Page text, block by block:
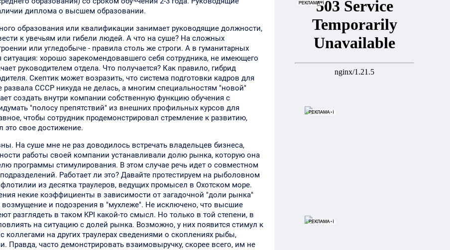
диплома о высшем образовании.
образования или квалификации занимает руководящие должности,
к увечьям или гибели людей. А что на суше? На сложных
или угледобыче - правила столь же строги. А в гуманитарных
ситуация: хорошо зарекомендовавшего себя сотрудника, не имеющего
руководителем отдела. Что получается? Как правило, гибрид
Скептик может возразить, что система подготовки кадров для
СССР никуда не делась, а многим специальностям "новой"
создать внутри компании собственную функцию обучения с
"полосу препятствий" из внешних профильных курсов для
чтобы сотрудник продемонстрировал стремление к развитию,
это свое достижение.
На суше мне не раз доводилось встречать владельцев бизнеса,
работы своей компании устанавливали долю рынка, которую она
программы стимулирования. В этом случае речь идет о совместном
Работает ли это? Давайте протестируем на рыболовном
из десятка траулеров, ведущих промысел в Охотском море.
некие коэффициенты в зависимости от загадочной "доли рынка"
и подозрения в "мухлеже". Не исключено, что высшие
разглядеть в таком KPI какой-то смысл. Но только в той степени, в
на ситуацию с долей рынка. Возможно, у них появится стимул к
на других траулерах сведениями о скоплениях рыбы,
Правда, часто демонстрировать взаимовыручку, скорее всего, им не